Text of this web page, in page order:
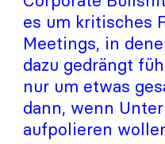
es um kritisches
Meetings, in
dazu gedrängt
nur um etwas
dann, wenn
aufpolieren